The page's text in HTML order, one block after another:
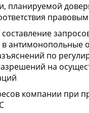
планируемой
антимонопольные
по
на
компании при